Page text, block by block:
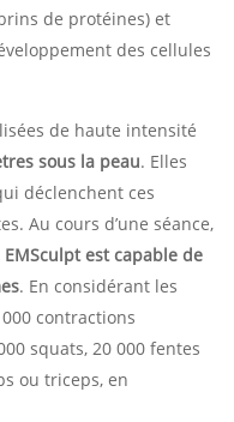
de protéines) et
des cellules
de haute intensité
sous la peau. Elles
déclenchent ces
Au cours d’une séance,
EMSculpt est capable de
. En considérant les
contractions
squats, 20 000 fentes
ou triceps, en